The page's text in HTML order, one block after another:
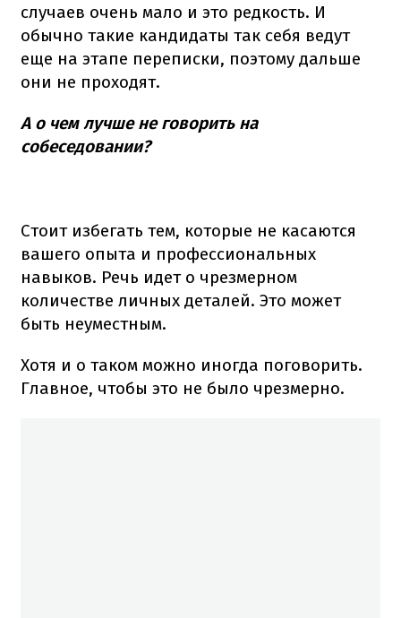
случаев очень мало и это редкость. И
обычно такие кандидаты так себя ведут
еще на этапе переписки, поэтому дальше
они не проходят.
А о чем лучше не говорить на
собеседовании?
Стоит избегать тем, которые не касаются
вашего опыта и профессиональных
навыков. Речь идет о чрезмерном
количестве личных деталей. Это может
быть неуместным.
Хотя и о таком можно иногда поговорить.
Главное, чтобы это не было чрезмерно.